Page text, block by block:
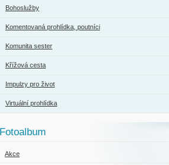
Bohoslužby
Komentovaná prohlídka, poutníci
Komunita sester
Křížová cesta
Impulzy pro život
Virtuální prohlídka
Fotoalbum
Akce